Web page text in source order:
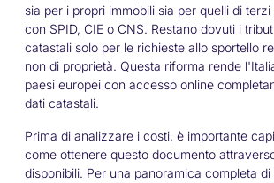
sia per i propri immobili sia per quelli di
con SPID, CIE o CNS. Restano dovuti i
catastali solo per le richieste allo sportello
non di proprietà. Questa riforma rende
paesi europei con accesso online
dati catastali.
Prima di analizzare i costi, è importante
come ottenere questo documento
disponibili. Per una panoramica completa